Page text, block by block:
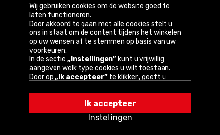
Belgique België Deutschland France Österreich
Copyright © 2026
Informatie over cookies
Wij gebruiken cookies om de website goed te
laten functioneren.
Door akkoord te gaan met alle cookies stelt u
ons in staat om de content tijdens het winkelen
op uw wensen af te stemmen op basis van uw
voorkeuren.
In de sectie „Instellingen” kunt u vrijwillig
aangeven welk type cookies u wilt toestaan.
Door op „Ik accepteer” te klikken, geeft u
volgens de instellingen van uw browser.
U kunt uw keuze te allen tijde wijzigen door op
„Instellingen”in het cookiebeleid te klikken.
Een van onze partners is Google.
Instellingen
Ik accepteer